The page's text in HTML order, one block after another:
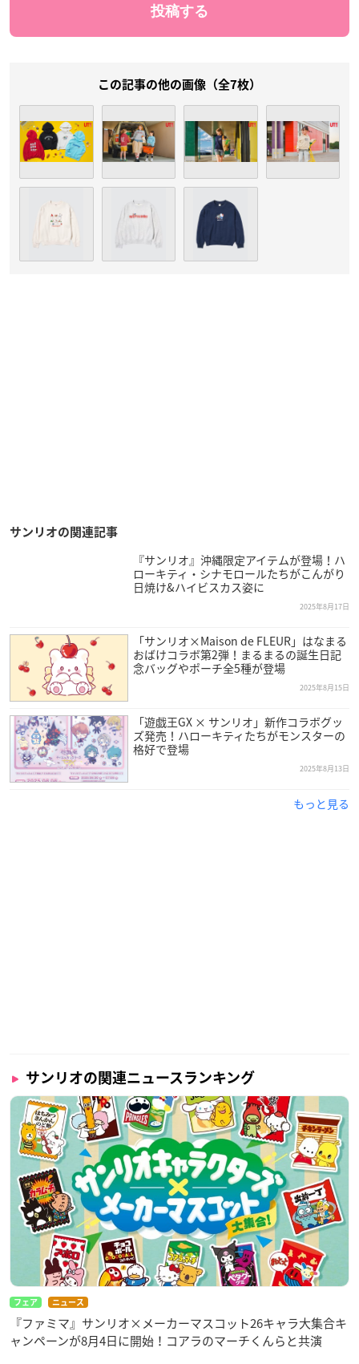
この記事の他の画像（全7枚）
サンリオの関連記事
『サンリオ』沖縄限定アイテムが登場！ハ
ローキティ・シナモロールたちがこんがり
日焼け&ハイビスカス姿に
2025年8月17日
「サンリオ×Maison de FLEUR」はなまる
おばけコラボ第2弾！まるまるの誕生日記
念バッグやポーチ全5種が登場
2025年8月15日
「遊戯王GX × サンリオ」新作コラボグッ
ズ発売！ハローキティたちがモンスターの
格好で登場
2025年8月13日
もっと見る
サンリオの関連ニュースランキング
フェア ニュース
『ファミマ』サンリオ×メーカーマスコット26キャラ大集合キ
ャンペーンが8月4日に開始！コアラのマーチくんらと共演